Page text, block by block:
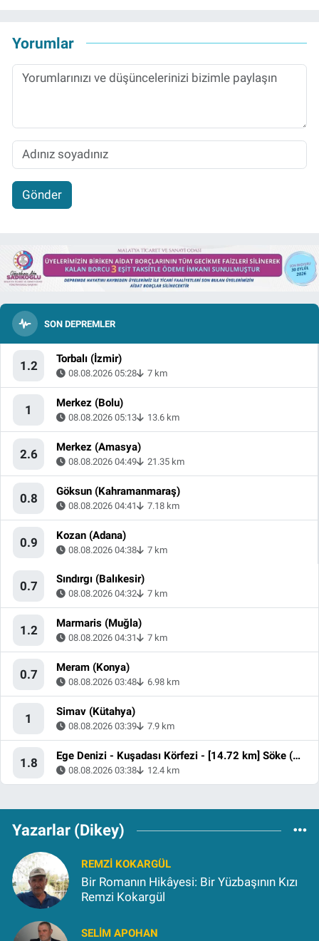
Yorumlar
Gönder
SON DEPREMLER
1.2 Torbalı (İzmir)
08.08.2026 05:28 7 km
1 Merkez (Bolu)
08.08.2026 05:13 13.6 km
2.6 Merkez (Amasya)
08.08.2026 04:49 21.35 km
0.8 Göksun (Kahramanmaraş)
08.08.2026 04:41 7.18 km
0.9 Kozan (Adana)
08.08.2026 04:38 7 km
0.7 Sındırgı (Balıkesir)
08.08.2026 04:32 7 km
1.2 Marmaris (Muğla)
08.08.2026 04:31 7 km
0.7 Meram (Konya)
08.08.2026 03:48 6.98 km
1 Simav (Kütahya)
08.08.2026 03:39 7.9 km
1.8 Ege Denizi - Kuşadası Körfezi - [14.72 km] Söke (Aydın)
08.08.2026 03:38 12.4 km
Yazarlar (Dikey)
REMZI KOKARGÜL
Bir Romanın Hikâyesi: Bir Yüzbaşının Kızı
Remzi Kokargül
SELIM APOHAN